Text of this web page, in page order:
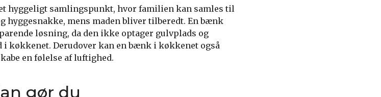
hyggeligt samlingspunkt, hvor familien kan samles til
hyggesnakke, mens maden bliver tilberedt. En bænk
løsning, da den ikke optager gulvplads og
i køkkenet. Derudover kan en bænk i køkkenet også
en følelse af luftighed.
gør du